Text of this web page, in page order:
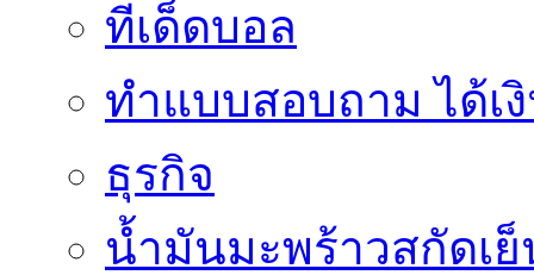
ทีเด็ดบอล
ทําแบบสอบถาม ได้เ
ธุรกิจ
น้ำมันมะพร้าวสกัดเ